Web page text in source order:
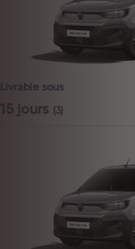
Livrable sous
15 jours (3)